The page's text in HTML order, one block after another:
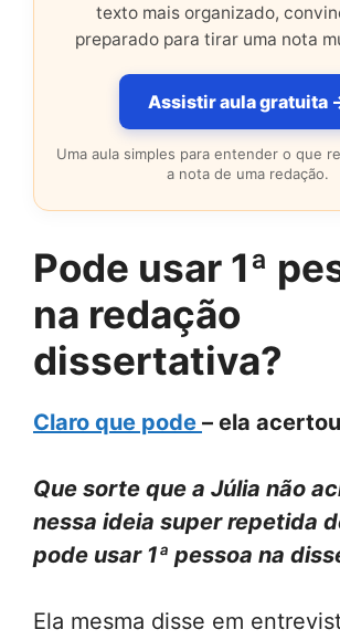
texto mais organizado,
preparado para tirar uma nota
Assistir aula gratuita
Uma aula simples para entender o que
a nota de uma redação.
Pode usar 1ª
na redação
dissertativa?
Claro que pode – ela
Que sorte que a Júlia não
nessa ideia super repetida
pode usar 1ª pessoa na
Ela mesma disse em